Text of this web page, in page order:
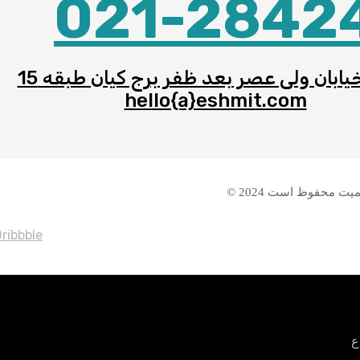
021-
ولی عصر بعد ظفر برج کیان طبقه 15
hello{a}eshmit.com
است 2024 ©